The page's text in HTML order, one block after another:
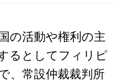
の活動や権利の主
るとしてフィリピ
、常設仲裁裁判所